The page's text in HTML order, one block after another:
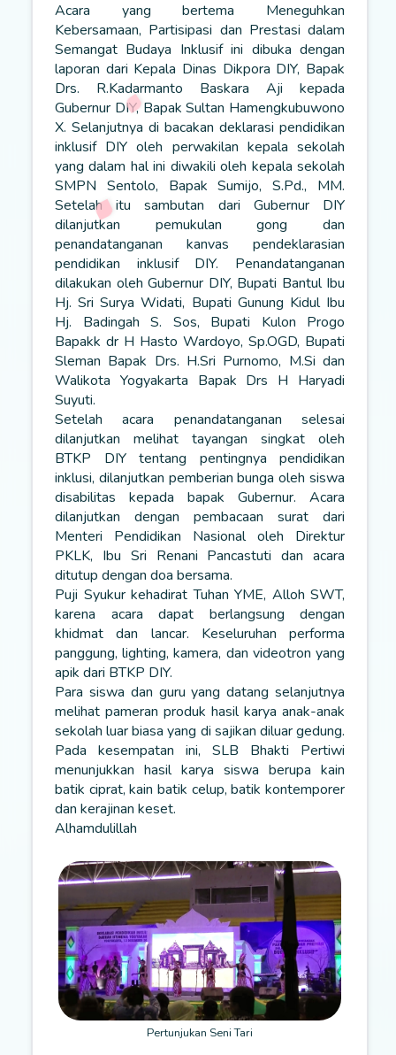
Acara yang bertema Meneguhkan
Kebersamaan, Partisipasi dan Prestasi dalam
Semangat Budaya Inklusif ini dibuka dengan
laporan dari Kepala Dinas Dikpora DIY, Bapak
Drs. R.Kadarmanto Baskara Aji kepada
Gubernur DIY, BapakSultan Hamengkubuwono
X. Selanjutnya di bacakan deklarasi pendidikan
inklusif DIY oleh perwakilan kepala sekolah
yang dalam hal ini diwakili oleh kepala sekolah
SMPN Sentolo, Bapak Sumijo, S.Pd., MM.
Setelah itu sambutan dari Gubernur DIY
dilanjutkan pemukulan gong dan
penandatanganan kanvas pendeklarasian
pendidikan inklusif DIY. Penandatanganan
dilakukan oleh Gubernur DIY, Bupati Bantul Ibu
Hj. Sri Surya Widati, Bupati Gunung Kidul Ibu
Hj. Badingah S. Sos, Bupati Kulon Progo
Bapakk dr H Hasto Wardoyo, Sp.OGD, Bupati
Sleman Bapak Drs. H.Sri Purnomo, M.Si dan
Walikota Yogyakarta Bapak Drs H Haryadi
Suyuti.
Setelah acara penandatanganan selesai
dilanjutkan melihat tayangan singkat oleh
BTKP DIY tentang pentingnya pendidikan
inklusi, dilanjutkan pemberian bunga oleh siswa
disabilitas kepada bapak Gubernur. Acara
dilanjutkan dengan pembacaan surat dari
Menteri Pendidikan Nasional oleh Direktur
PKLK, Ibu Sri Renani Pancastuti dan acara
ditutup dengan doa bersama.
Puji Syukur kehadirat Tuhan YME, Alloh SWT,
karena acara dapat berlangsung dengan
khidmat dan lancar. Keseluruhan performa
panggung, lighting, kamera, dan videotron yang
apik dari BTKP DIY.
Para siswa dan guru yang datang selanjutnya
melihat pameran produk hasil karya anak-anak
sekolah luar biasa yang di sajikan diluar gedung.
Pada kesempatan ini, SLB Bhakti Pertiwi
menunjukkan hasil karya siswa berupa kain
batik ciprat, kain batik celup, batik kontemporer
dan kerajinan keset.
Alhamdulillah
Pertunjukan Seni Tari